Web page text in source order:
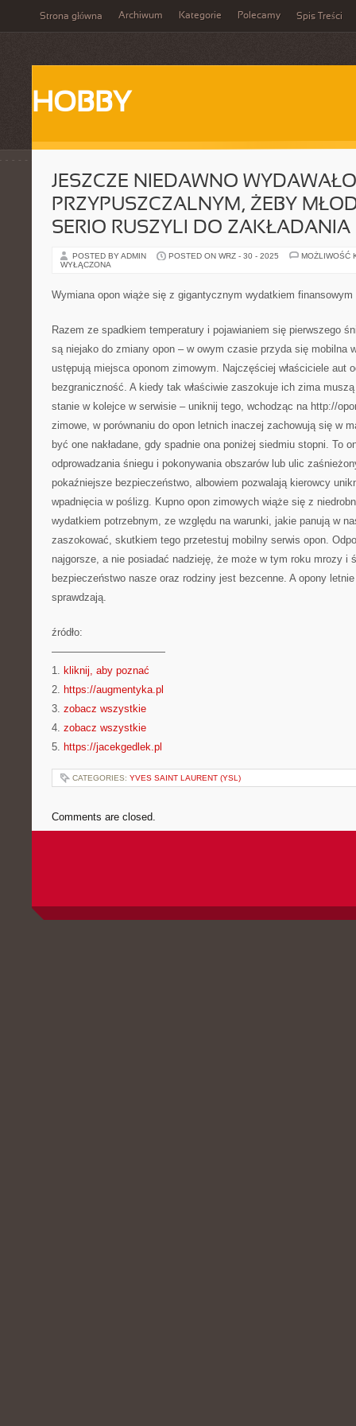
Strona główna Archiwum Kategorie Polecamy Spis Treści
HOBBY
JESZCZE NIEDAWNO
PRZYPUSZCZALNYM, ŻEBY
SERIO RUSZYLI DO ZAKŁADANIA
POSTED BY ADMIN POSTED ON WRZ - 30 - 2025
MOŻLIWOŚĆ
WYŁĄCZONA
Wymiana opon wiąże się z gigantycznym wydatkiem finansowym
Razem ze spadkiem temperatury i pojawianiem się pierwszego
są niejako do zmiany opon – w owym czasie przyda się mobilna
ustępują miejsca oponom zimowym. Najczęściej właściciele aut
bezgraniczność. A kiedy tak właściwie zaszokuje ich zima
stanie w kolejce w serwisie – uniknij tego, wchodząc na http://
zimowe, w porównaniu do opon letnich inaczej zachowują się w
być one nakładane, gdy spadnie ona poniżej siedmiu stopni. To
odprowadzania śniegu i pokonywania obszarów lub ulic
pokaźniejsze bezpieczeństwo, albowiem pozwalają kierowcy
wpadnięcia w poślizg. Kupno opon zimowych wiąże się z
wydatkiem potrzebnym, ze względu na warunki, jakie panują w
zaszokować, skutkiem tego przetestuj mobilny serwis opon.
najgorsze, a nie posiadać nadzieję, że może w tym roku mrozy i
bezpieczeństwo nasze oraz rodziny jest bezcenne. A opony
sprawdzają.
źródło:
———————————
1. kliknij, aby poznać
2. https://augmentyka.pl
3. zobacz wszystkie
4. zobacz wszystkie
5. https://jacekgedlek.pl
CATEGORIES: YVES SAINT LAURENT (YSL)
Comments are closed.